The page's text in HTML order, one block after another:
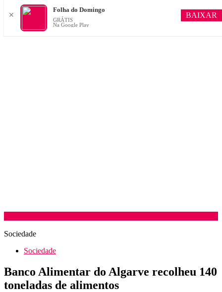
Sociedade
Sociedade
Banco Alimentar do Algarve recolheu 140
toneladas de alimentos
✕
Folha do Domingo
GRÁTIS
Na Google Play
BAIXAR